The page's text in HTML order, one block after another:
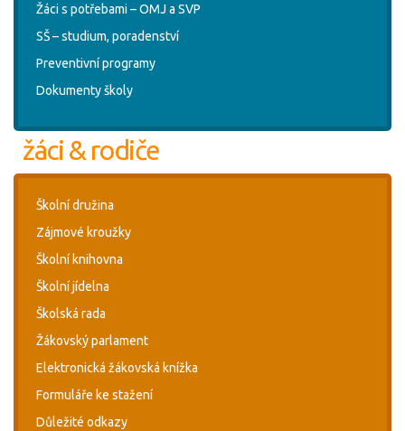
Žáci s potřebami – OMJ a SVP
SŠ – studium, poradenství
Preventivní programy
Dokumenty školy
žáci & rodiče
Školní družina
Zájmové kroužky
Školní knihovna
Školní jídelna
Školská rada
Žákovský parlament
Elektronická žákovská knížka
Formuláře ke stažení
Důležité odkazy